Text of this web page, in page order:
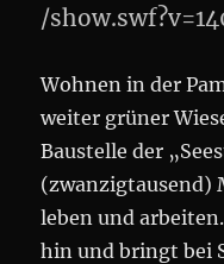
/
Wohnen in der
weiter grüner
Baustelle der
(zwanzigtausend)
leben und
hin und bringt bei